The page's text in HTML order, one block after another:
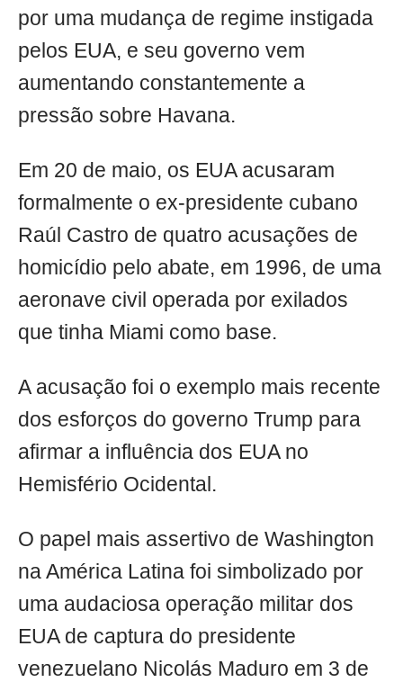
por uma mudança de regime instigada
pelos EUA, e seu governo vem
aumentando constantemente a
pressão sobre Havana.
Em 20 de maio, os EUA acusaram
formalmente o ex-presidente cubano
Raúl Castro de quatro acusações de
homicídio pelo abate, em 1996, de uma
aeronave civil operada por exilados
que tinha Miami como base.
A acusação foi o exemplo mais recente
dos esforços do governo Trump para
afirmar a influência dos EUA no
Hemisfério Ocidental.
O papel mais assertivo de Washington
na América Latina foi simbolizado por
uma audaciosa operação militar dos
EUA de captura do presidente
venezuelano Nicolás Maduro em 3 de